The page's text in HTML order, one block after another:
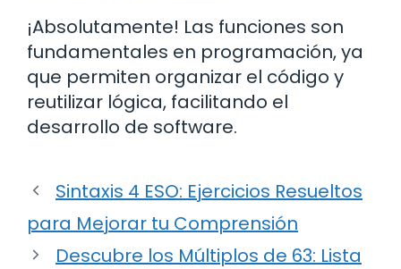
¡Absolutamente! Las funciones son
fundamentales en programación, ya
que permiten organizar el código y
reutilizar lógica, facilitando el
desarrollo de software.
Sintaxis 4 ESO: Ejercicios Resueltos
para Mejorar tu Comprensión
Descubre los Múltiplos de 63: Lista